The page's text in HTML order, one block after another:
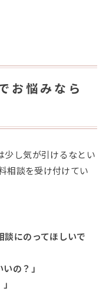
お悩みなら
少し気が引けるなとい
相談を受け付けてい
にのってほしいで
の？」